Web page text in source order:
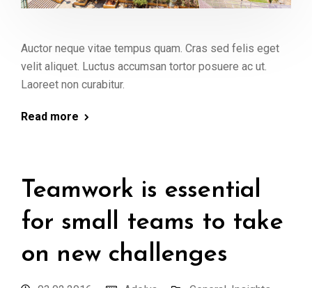
Auctor neque vitae tempus quam. Cras sed felis eget
velit aliquet. Luctus accumsan tortor posuere ac ut.
Laoreet non curabitur.
Read more
Teamwork is essential
for small teams to take
on new challenges